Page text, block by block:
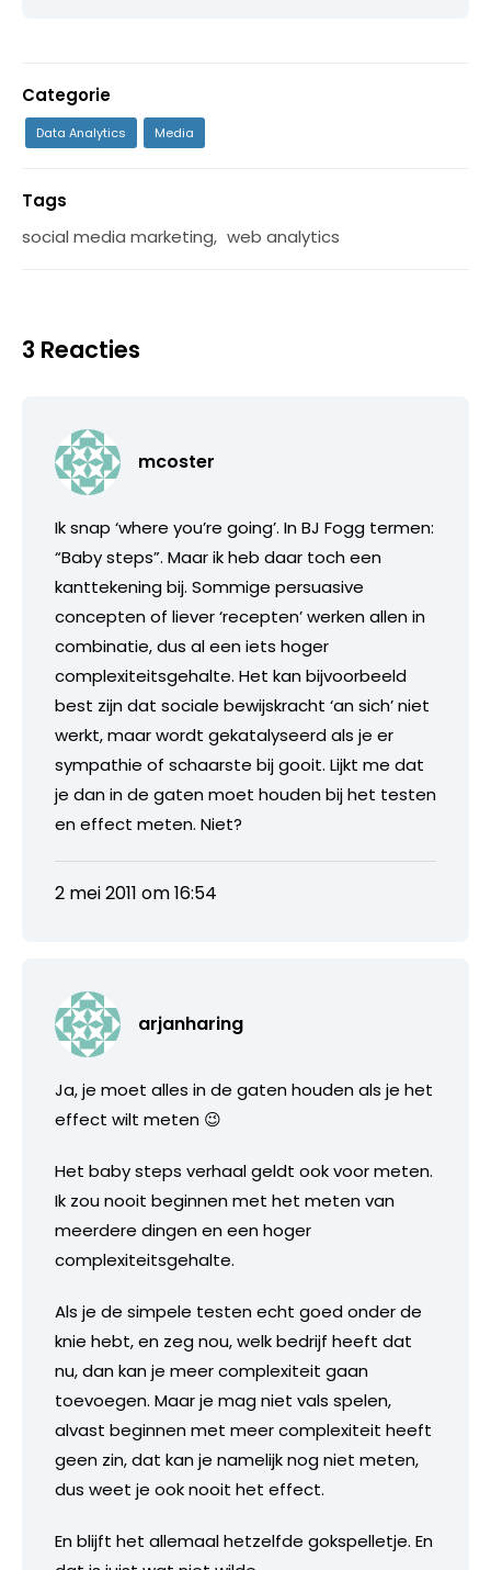
Categorie
Data Analytics Media
Tags
social media marketing, web analytics
3 Reacties
mcoster
Ik snap ‘where you’re going’. In BJ Fogg termen:
“Baby steps”. Maar ik heb daar toch een
kanttekening bij. Sommige persuasive
concepten of liever ‘recepten’ werken allen in
combinatie, dus al een iets hoger
complexiteitsgehalte. Het kan bijvoorbeeld
best zijn dat sociale bewijskracht ‘an sich’ niet
werkt, maar wordt gekatalyseerd als je er
sympathie of schaarste bij gooit. Lijkt me dat
je dan in de gaten moet houden bij het testen
en effect meten. Niet?
2 mei 2011 om 16:54
arjanharing
Ja, je moet alles in de gaten houden als je het
effect wilt meten 😉
Het baby steps verhaal geldt ook voor meten.
Ik zou nooit beginnen met het meten van
meerdere dingen en een hoger
complexiteitsgehalte.
Als je de simpele testen echt goed onder de
knie hebt, en zeg nou, welk bedrijf heeft dat
nu, dan kan je meer complexiteit gaan
toevoegen. Maar je mag niet vals spelen,
alvast beginnen met meer complexiteit heeft
geen zin, dat kan je namelijk nog niet meten,
dus weet je ook nooit het effect.
En blijft het allemaal hetzelfde gokspelletje. En